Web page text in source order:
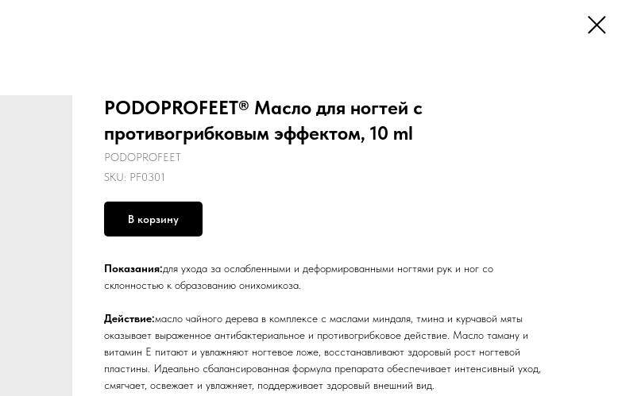
PODOPROFEET® Масло для ногтей с
противогрибковым эффектом, 10 ml
PODOPROFEET
SKU: PF0301
В корзину
Показания:для ухода за ослабленными и деформированными ногтями рук и ног со
склонностью к образованию онихомикоза.
Действие:масло чайного дерева в комплексе с маслами миндаля, тмина и курчавой мяты
оказывает выраженное антибактериальное и противогрибковое действие. Масло таману и
витамин Е питают и увлажняют ногтевое ложе, восстанавливают здоровый рост ногтевой
пластины. Идеально сбалансированная формула препарата обеспечивает интенсивный уход,
смягчает, освежает и увлажняет, поддерживает здоровый внешний вид.